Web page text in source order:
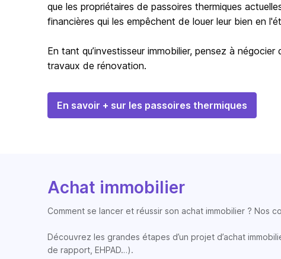
que les propriétaires de passoires thermiques
financières qui les empêchent de louer leur bien en
En tant qu’investisseur immobilier, pensez à
travaux de rénovation.
En savoir + sur les passoires thermiques
Achat immobilier
Comment se lancer et réussir son achat immobilier ? Nos
Découvrez les grandes étapes d’un projet d’achat
de rapport, EHPAD…).